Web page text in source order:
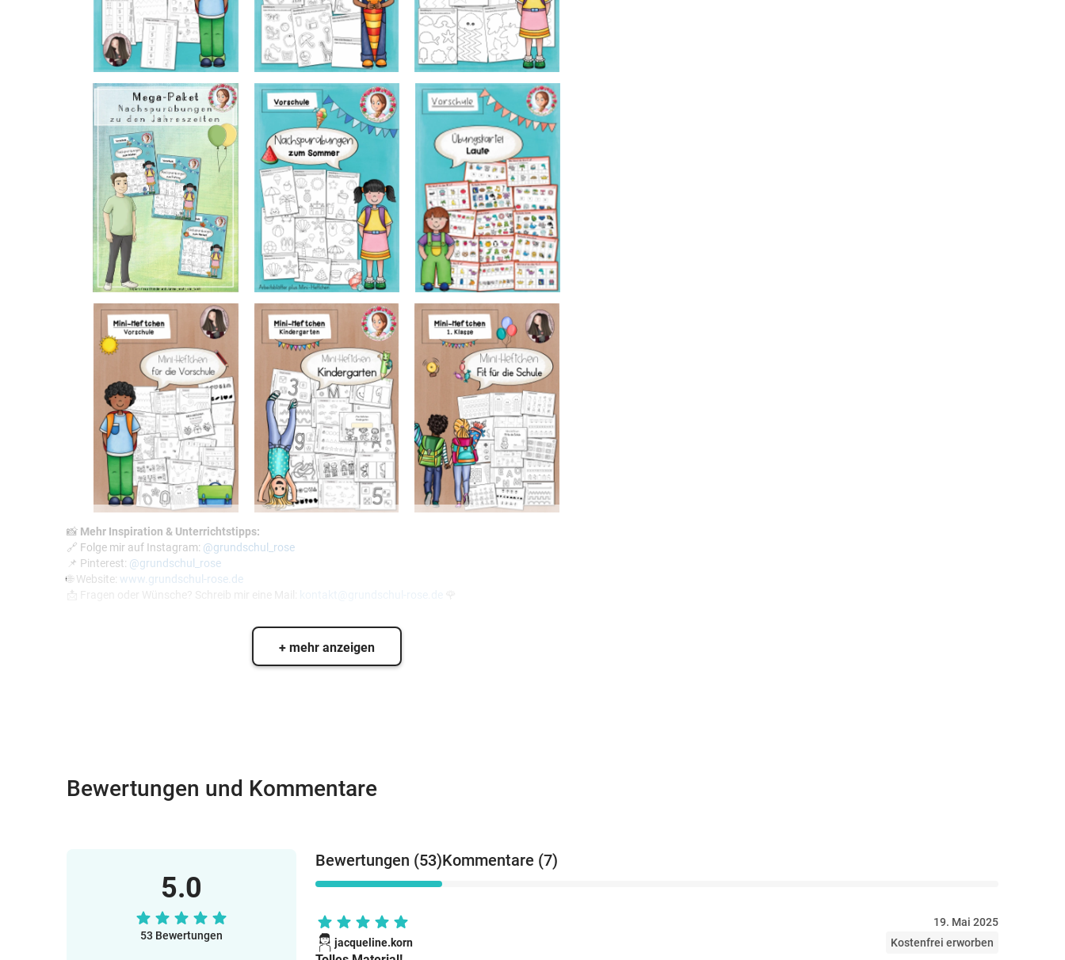
📸 Mehr Inspiration & Unterrichtstipps:
🔗 Folge mir auf Instagram: @grundschul_rose
📌 Pinterest: @grundschul_rose
🌐 Website: www.grundschul-rose.de
📩 Fragen oder Wünsche? Schreib mir eine Mail:
+ mehr anzeigen
Bewertungen und Kommentare
5.0
53 Bewertungen
Bewertungen (53)Kommentare (7)
19. Mai 2025
jacqueline.korn
Kostenfrei erworben